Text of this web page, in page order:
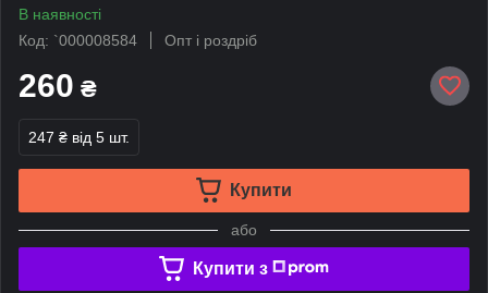
В наявності
Код: `000008584
Опт і роздріб
260 ₴
247 ₴ від 5 шт.
Купити
або
Купити з